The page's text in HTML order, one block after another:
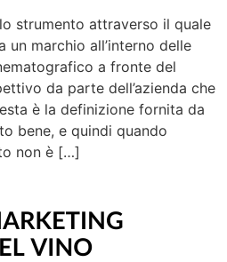
strumento attraverso il quale
un marchio all’interno delle
a fronte del
da parte dell’azienda che
è la definizione fornita da
bene, e quindi quando
non è […]